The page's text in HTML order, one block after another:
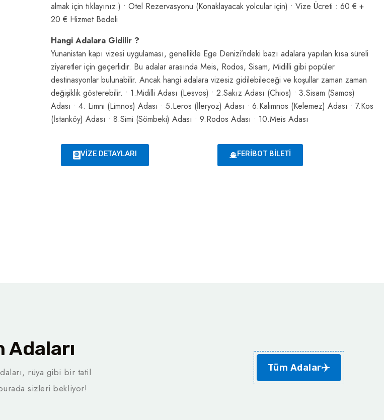
almak için tıklayınız.) • Otel Rezervasyonu (Konaklayacak yolcular için) • Vize Ücreti : 60 € +
20 € Hizmet Bedeli
Hangi Adalara Gidilir ?
Yunanistan kapı vizesi uygulaması, genellikle Ege Denizi’ndeki bazı adalara yapılan kısa süreli
ziyaretler için geçerlidir. Bu adalar arasında Meis, Rodos, Sisam, Midilli gibi popüler
destinasyonlar bulunabilir. Ancak hangi adalara vizesiz gidilebileceği ve koşullar zaman zaman
değişiklik gösterebilir. • 1.Midilli Adası (Lesvos) • 2.Sakız Adası (Chios) • 3.Sisam (Samos)
Adası • 4. Limni (Limnos) Adası • 5.Leros (İleryoz) Adası • 6.Kalimnos (Kelemez) Adası • 7.Kos
(İstanköy) Adası • 8.Simi (Sömbeki) Adası • 9.Rodos Adası • 10.Meis Adası
VİZE DETAYLARI FERİBOT BİLETİ
Adaları
rüya gibi bir tatil
sizleri bekliyor!
Tüm Adalar